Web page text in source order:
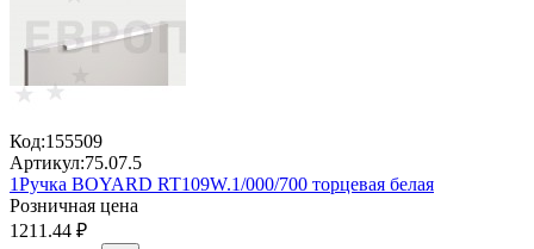
Код:155509
Артикул:75.07.5
1Ручка BOYARD RT109W.1/000/700 торцевая белая
Розничная цена
1211.44 ₽